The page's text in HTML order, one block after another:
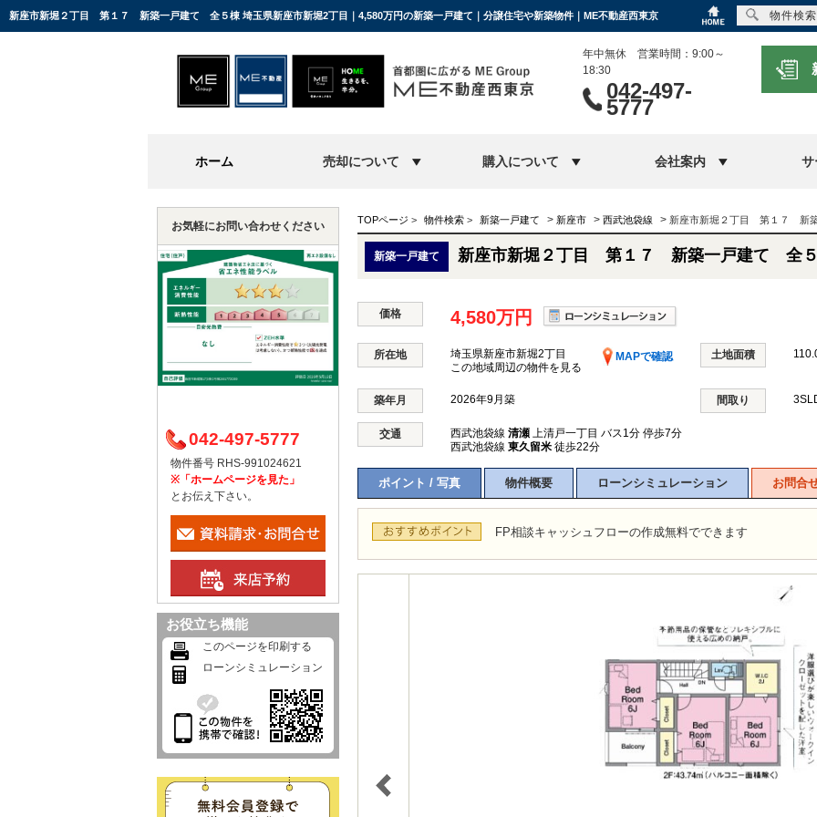
新座市新堀２丁目 第１７ 新築一戸建て 全５棟 埼玉県新座市新堀2丁目｜4,580万円の新築一戸建て｜分譲住宅や新築物件｜ME不動産西東京
年中無休 営業時間：9:00～
18:30
042-497-
5777
ホーム 売却について 購入について 会社案内
TOPページ > 物件検索 > 新築一戸建て > 新座市 > 西武池袋線 > 新座市新堀２丁目 第１７ 新
新築一戸建て 新座市新堀２丁目 第１７ 新築一戸建て 全
価格 4,580万円
所在地 埼玉県新座市新堀2丁目
MAPで確認
この地域周辺の物件を見る
土地面積
築年月 2026年9月築 間取り
交通 西武池袋線 清瀬 上清戸一丁目 バス1分 停歩7分
西武池袋線 東久留米 徒歩22分
ポイント / 写真 物件概要 ローンシミュレーション お問合
FP相談キャッシュフローの作成無料でできます
お気軽にお問い合わせください
042-497-5777
物件番号 RHS-991024621
※「ホームページを見た」
とお伝え下さい。
お役立ち機能
このページを印刷する
ローンシミュレーション
物件検索